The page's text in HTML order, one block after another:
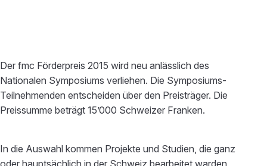
Der fmc Förderpreis 2015 wird neu anlässlich des
Nationalen Symposiums verliehen. Die Symposiums-
Teilnehmenden entscheiden über den Preisträger. Die
Preissumme beträgt 15’000 Schweizer Franken.
In die Auswahl kommen Projekte und Studien, die ganz
oder hauptsächlich in der Schweiz bearbeitet warden